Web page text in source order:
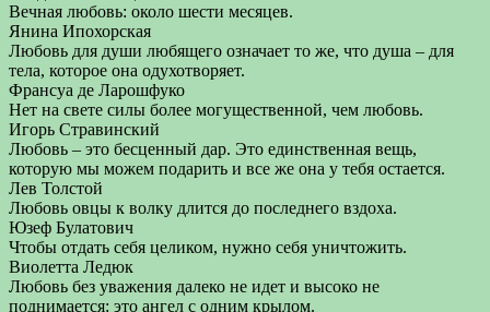
Вечная любовь: около шести месяцев.
Янина Ипохорская
Любовь для души любящего означает то же, что душа – для
тела, которое она одухотворяет.
Франсуа де Ларошфуко
Нет на свете силы более могущественной, чем любовь.
Игорь Стравинский
Любовь – это бесценный дар. Это единственная вещь,
которую мы можем подарить и все же она у тебя остается.
Лев Толстой
Любовь овцы к волку длится до последнего вздоха.
Юзеф Булатович
Чтобы отдать себя целиком, нужно себя уничтожить.
Виолетта Ледюк
Любовь без уважения далеко не идет и высоко не
поднимается: это ангел с одним крылом.